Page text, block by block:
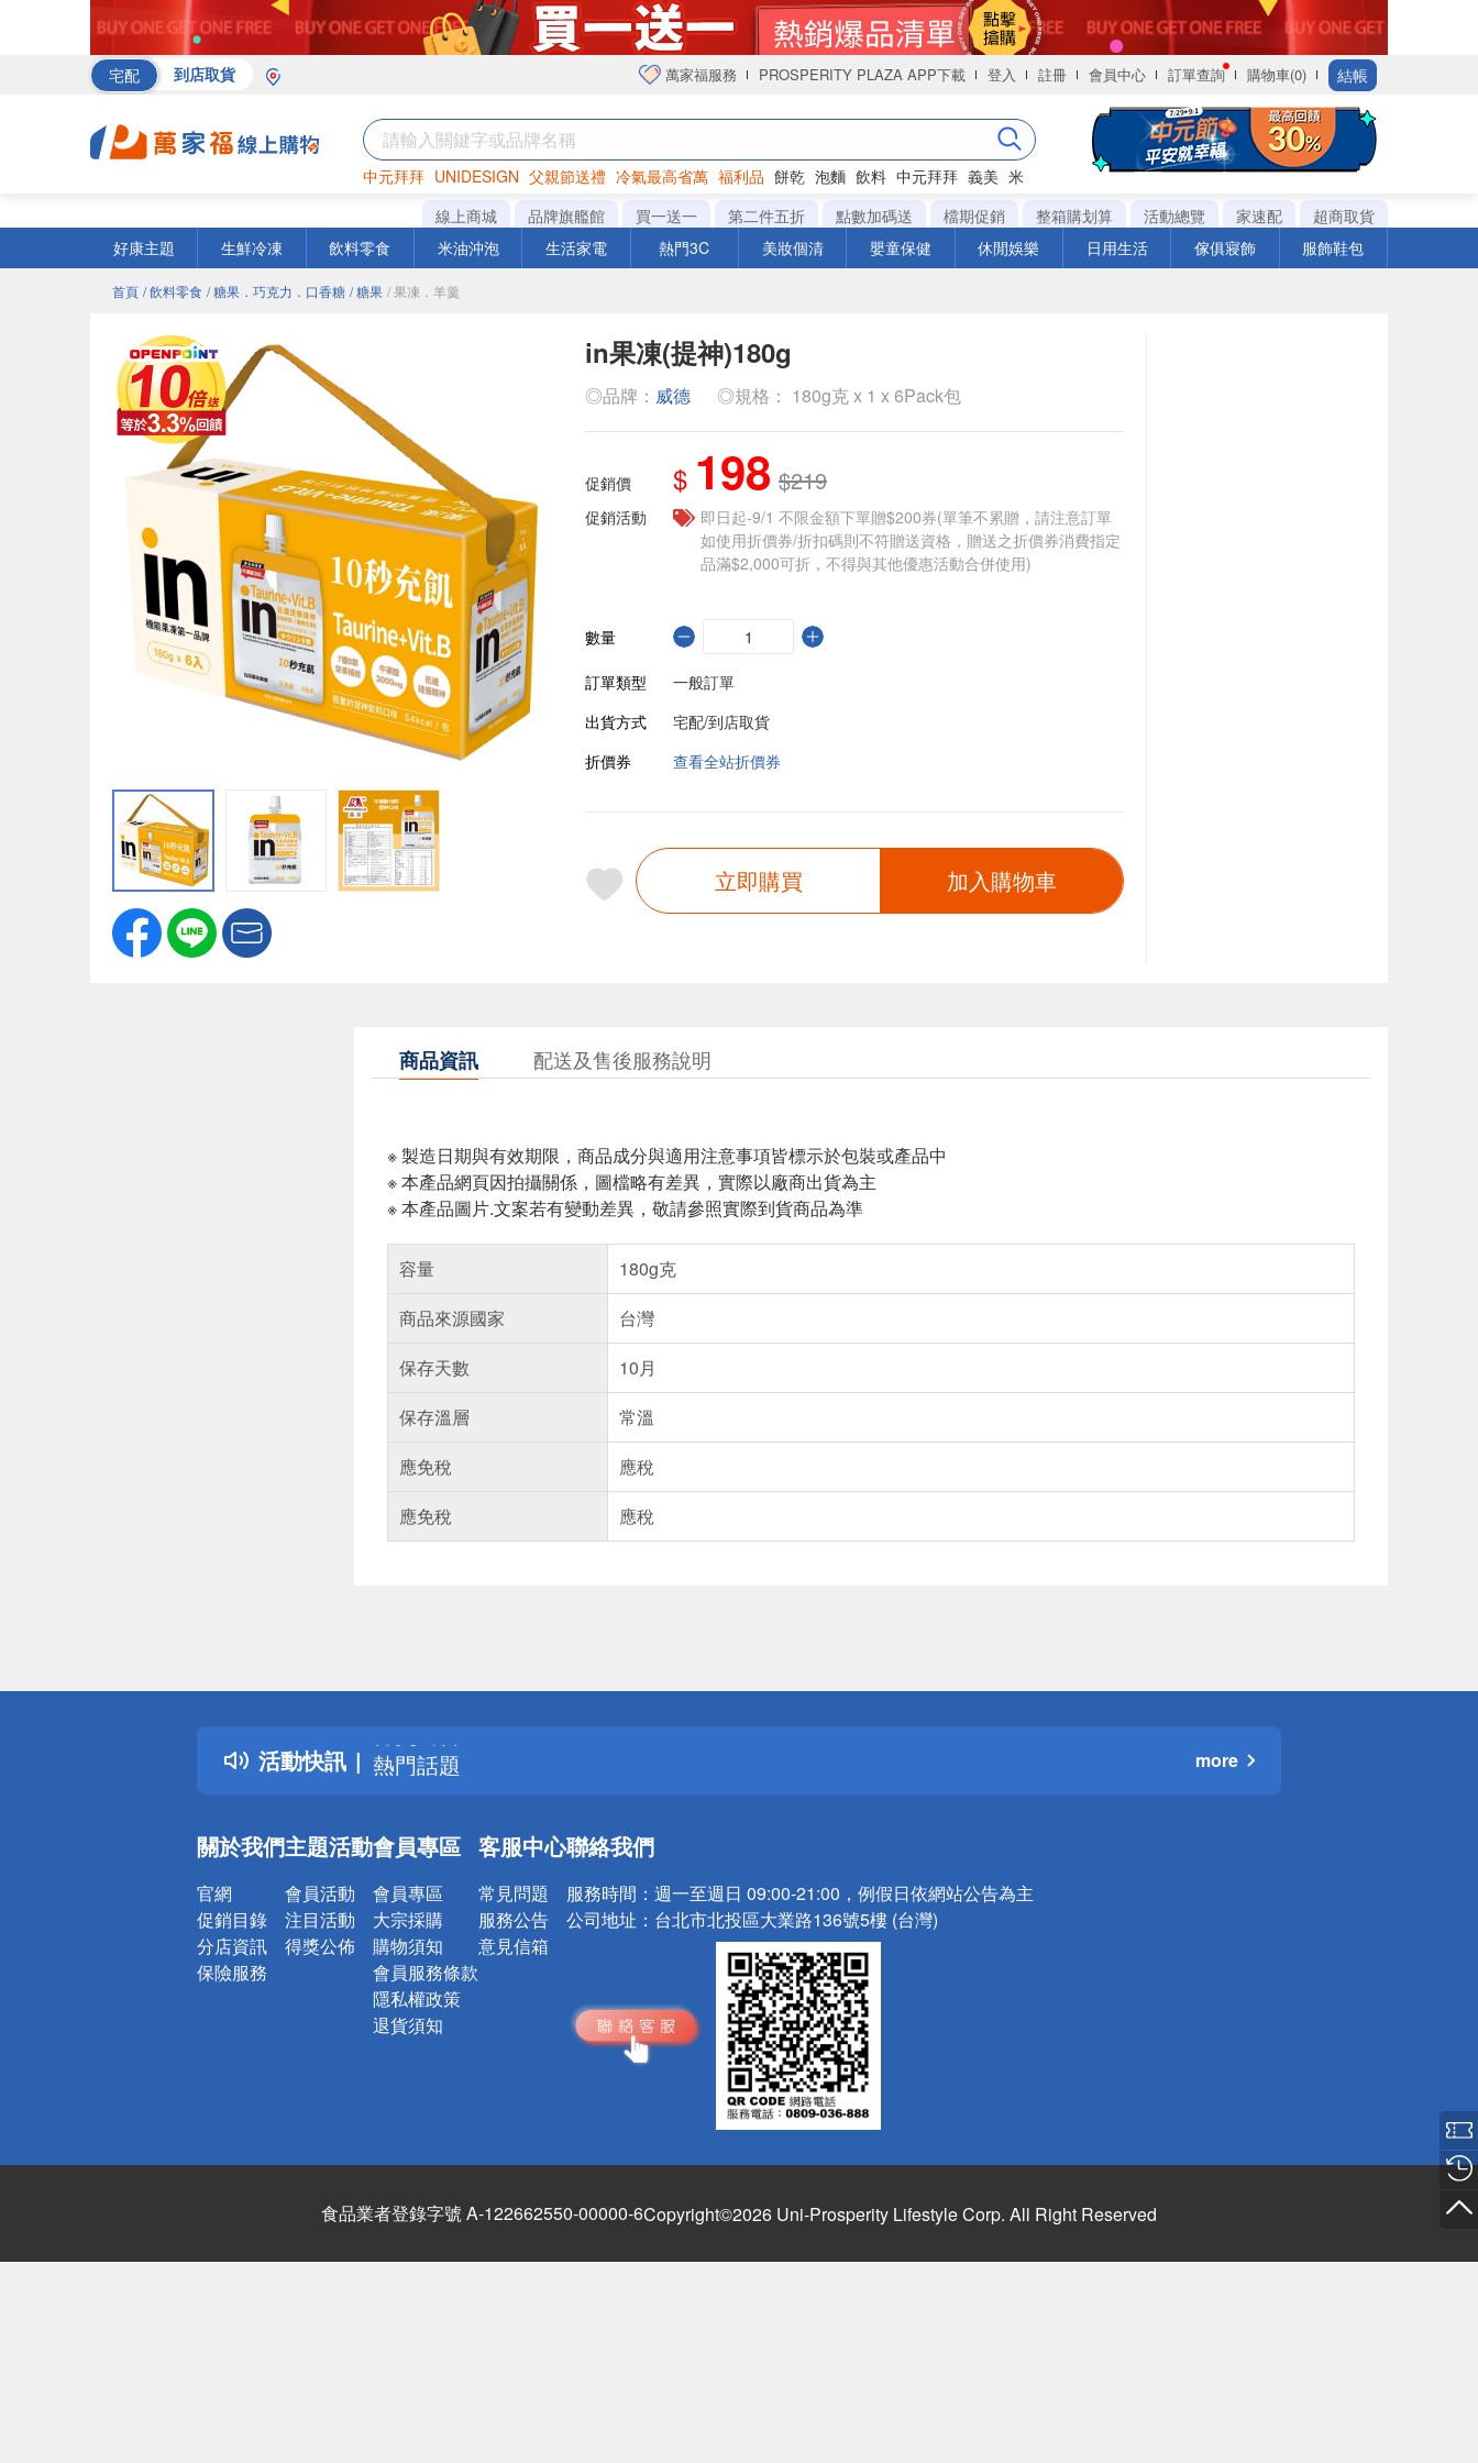
宅配 到店取貨 萬家福服務 PROSPERITY PLAZA APP下載 登入 註冊 會員中心 訂單查詢 購物車(0) 結帳
中元拜拜 UNIDESIGN 父親節送禮 冷氣最高省萬 福利品 餅乾 泡麵 飲料 中元拜拜 義美 米
巧克力 罐頭 衛生紙
線上商城 品牌旗艦館 買一送一 第二件五折 點數加碼送 檔期促銷 整箱購划算 活動總覽 家速配
超商取貨
好康主題
生鮮冷凍 飲料零食 米油沖泡 生活家電 熱門3C 美妝個清 嬰童保健 休閒娛樂 日用生活 傢俱寢飾 服飾鞋包
首頁 / 飲料零食 / 糖果．巧克力．口香糖 / 糖果 / 果凍．羊羹
in果凍(提神)180g
◎品牌： 威德 ◎規格： 180g克 x 1 x 6Pack包
促銷價 $ 198 $219
促銷活動
即日起-9/1 不限金額下單贈$200券(單筆不累贈，請注意訂單
如使用折價券/折扣碼則不符贈送資格，贈送之折價券消費指定
品滿$2,000可折，不得與其他優惠活動合併使用)
數量
訂單類型
一般訂單
出貨方式
宅配/到店取貨
折價券
查看全站折價券
立即購買 加入購物車
商品資訊 配送及售後服務說明
※ 製造日期與有效期限，商品成分與適用注意事項皆標示於包裝或產品中
※ 本產品網頁因拍攝關係，圖檔略有差異，實際以廠商出貨為主
※ 本產品圖片.文案若有變動差異，敬請參照實際到貨商品為準
容量
180g克
商品來源國家
台灣
保存天數
10月
保存溫層
常溫
應免稅
應稅
應免稅
應稅
活動快訊
詐騙網頁！請小心！
得獎公告
熱門話題
銀行優惠
詐騙網頁！請小心！
more
關於我們
官網
促銷目錄
分店資訊
保險服務
主題活動
會員活動
注目活動
得獎公佈
會員專區
會員專區
大宗採購
購物須知
會員服務條款
隱私權政策
退貨須知
客服中心
常見問題
服務公告
意見信箱
聯絡我們
服務時間： 週一至週日 09:00-21:00，例假日依網站公告為主
公司地址： 台北市北投區大業路136號5樓 (台灣)
食品業者登錄字號 A-122662550-00000-6Copyright©2026 Uni-Prosperity Lifestyle Corp. All Right Reserved